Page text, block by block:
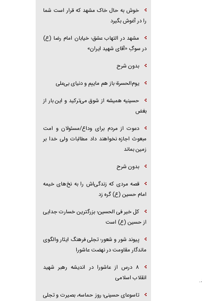
خوش به حال خاک مشهد که قرار است شما
را در آغوش بگیرد
مشهد در التهاب عشق؛ خیابان امام رضا (ع)
در سوگِ «آقای شهید ایران»
بدون شرح
یوم‌الحسرة؛ باز هم ماییم و دنیای بی‌علی
حسینیه همیشه از شوق می‌ترکید و این بار از
بغض
دعوت از مردم برای وداع/مسئولان و امت
مبعوث اجازه نخواهند داد مطالبات ولی خدا بر
زمین بماند
بدون شرح
قصه مردی که زندگی‌اش را به نخ‌های خیمه
امام حسین (ع) گره زد
کل خیر فی الحسین؛ بزرگترین خسارت جدایی
از حسین (ع) است
پیوند شور و شعور؛ تجلی فرهنگ ایثار والگوی
ماندگار مقاومت در نهضت عاشورا
۸ درس از عاشورا در اندیشه رهبر شهید
انقلاب اسلامی
تاسوعای حسینی؛ روز حماسه، بصیرت و تجلی